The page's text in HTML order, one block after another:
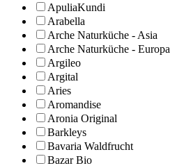
ApuliaKundi
Arabella
Arche Naturküche - Asia
Arche Naturküche - Europa
Argileo
Argital
Aries
Aromandise
Aronia Original
Barkleys
Bavaria Waldfrucht
Bazar Bio